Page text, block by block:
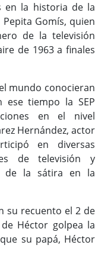
en la historia de la
Gomís, quien
de la televisión
de 1963 a finales
mundo conocieran
ese tiempo la SEP
en el nivel
Hernández, actor
en diversas
de televisión y
de la sátira en la
su recuento el 2 de
Héctor golpea la
su papá, Héctor